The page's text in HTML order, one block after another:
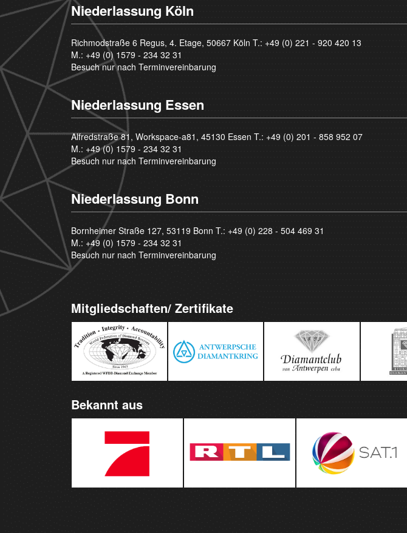
Niederlassung Köln
Richmodstraße 6 Regus, 4. Etage, 50667 Köln T.: +49 (0) 221 - 920 420 13
M.: +49 (0) 1579 - 234 32 31
Besuch nur nach Terminvereinbarung
Niederlassung Essen
Alfredstraße 81, Workspace-a81, 45130 Essen T.: +49 (0) 201 - 858 952 07
M.: +49 (0) 1579 - 234 32 31
Besuch nur nach Terminvereinbarung
Niederlassung Bonn
Bornheimer Straße 127, 53119 Bonn T.: +49 (0) 228 - 504 469 31
M.: +49 (0) 1579 - 234 32 31
Besuch nur nach Terminvereinbarung
Mitgliedschaften/ Zertifikate
Bekannt aus